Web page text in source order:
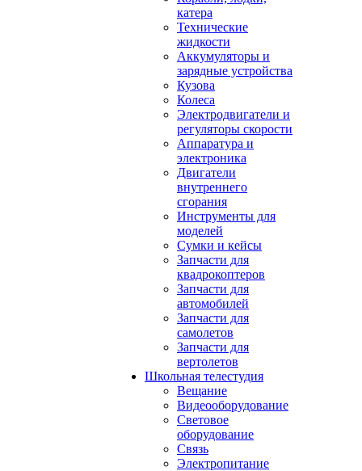
катера
Технические
жидкости
Аккумуляторы и
зарядные устройства
Кузова
Колеса
Электродвигатели и
регуляторы скорости
Аппаратура и
электроника
Двигатели
внутреннего
сгорания
Инструменты для
моделей
Сумки и кейсы
Запчасти для
квадрокоптеров
Запчасти для
автомобилей
Запчасти для
самолетов
Запчасти для
вертолетов
Школьная телестудия
Вещание
Видеооборудование
Световое
оборудование
Связь
Электропитание